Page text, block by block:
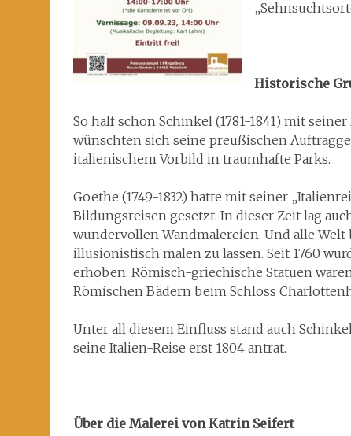
Historische
So half schon Schinkel (1781-1841) mit
wünschten sich seine preußischen
italienischem Vorbild in traumhafte Parks.
Goethe (1749-1832) hatte mit seiner
Bildungsreisen gesetzt. In dieser Zeit lag
wundervollen Wandmalereien. Und alle
illusionistisch malen zu lassen. Seit 1760
erhoben: Römisch-griechische Statuen
Römischen Bädern beim Schloss
Unter all diesem Einfluss stand auch
seine Italien-Reise erst 1804 antrat.
Über die Malerei von Katrin Seifert